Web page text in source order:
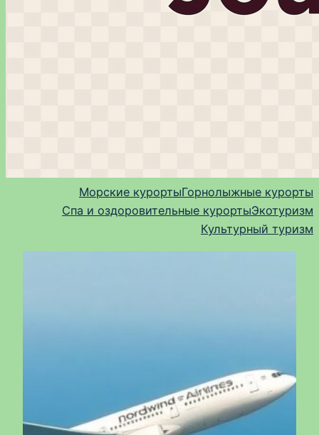
Морские курортыГорнолыжные курорты
Спа и оздоровительные курортыЭкотуризм
Культурный туризм